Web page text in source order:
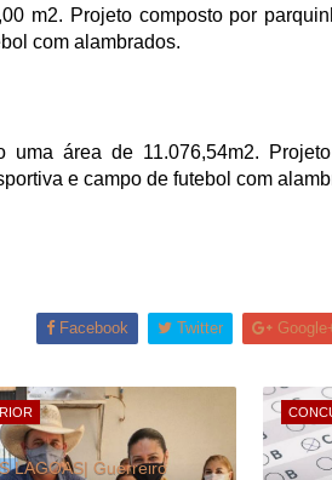
m2. Projeto composto por
com alambrados.
área de 11.076,54m2.
e campo de futebol com
Facebook Twitter
LAGOAS| Guerreiro